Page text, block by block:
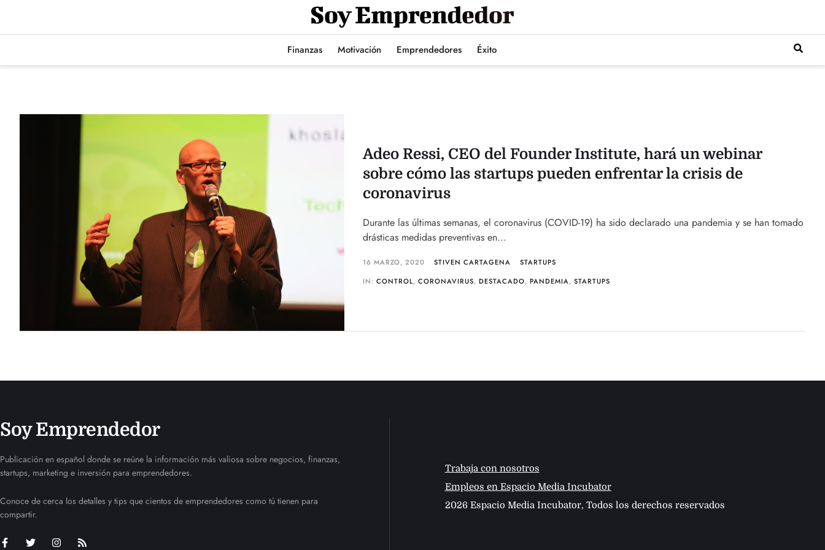
Finanzas Motivación Emprendedores Éxito
Adeo Ressi, CEO del Founder Institute, hará un webinar
sobre cómo las startups pueden enfrentar la crisis de
coronavirus
Durante las últimas semanas, el coronavirus (COVID-19) ha sido declarado una pandemia y se han tomado
drásticas medidas preventivas en...
16 MARZO, 2020 STIVEN CARTAGENA
STARTUPS
IN:CONTROL,CORONAVIRUS,DESTACADO,PANDEMIA,STARTUPS
Soy Emprendedor
Publicación en español donde se reúne la información más valiosa sobre negocios, finanzas,
startups, marketing e inversión para emprendedores.
Conoce de cerca los detalles y tips que cientos de emprendedores como tú tienen para
compartir.
Trabaja con nosotros
Empleos en Espacio Media Incubator
2026 Espacio Media Incubator, Todos los derechos reservados